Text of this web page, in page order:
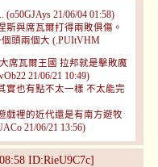
21/06/04 01:58)
斯與席瓦爾打得兩敗俱傷。
頭兩個大 (.PUItVHM
席瓦爾王國 拉邦就是擊敗魔
21/06/21 10:49)
實也有點不太一樣 不太能完
戲裡的近代還是有南方遊牧
21/06/21 13:56)
ID:RieU9C7c]